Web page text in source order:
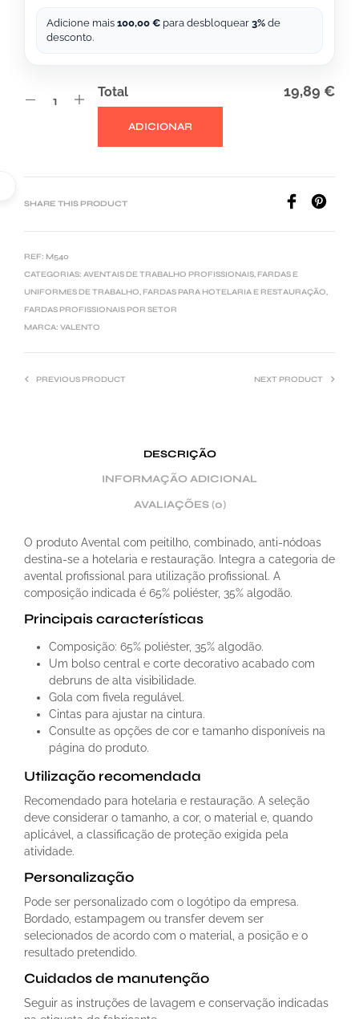
Adicione mais 100,00 € para desbloquear 3% de
desconto.
Total 19,89 €
ADICIONAR
SHARE THIS PRODUCT
REF: M540
CATEGORIAS: AVENTAIS DE TRABALHO PROFISSIONAIS, FARDAS E
UNIFORMES DE TRABALHO, FARDAS PARA HOTELARIA E RESTAURAÇÃO,
FARDAS PROFISSIONAIS POR SETOR
MARCA: VALENTO
PREVIOUS PRODUCT NEXT PRODUCT
DESCRIÇÃO
INFORMAÇÃO ADICIONAL
AVALIAÇÕES (0)
O produto Avental com peitilho, combinado, anti-nódoas
destina-se a hotelaria e restauração. Integra a categoria de
avental profissional para utilização profissional. A
composição indicada é 65% poliéster, 35% algodão.
Principais características
Composição: 65% poliéster, 35% algodão.
Um bolso central e corte decorativo acabado com
debruns de alta visibilidade.
Gola com fivela regulável.
Cintas para ajustar na cintura.
Consulte as opções de cor e tamanho disponíveis na
página do produto.
Utilização recomendada
Recomendado para hotelaria e restauração. A seleção
deve considerar o tamanho, a cor, o material e, quando
aplicável, a classificação de proteção exigida pela
atividade.
Personalização
Pode ser personalizado com o logótipo da empresa.
Bordado, estampagem ou transfer devem ser
selecionados de acordo com o material, a posição e o
resultado pretendido.
Cuidados de manutenção
Seguir as instruções de lavagem e conservação indicadas